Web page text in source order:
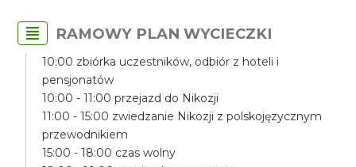
RAMOWY PLAN WYCIECZKI
10:00 zbiórka uczestników, odbiór z hoteli i
pensjonatów
10:00 - 11:00 przejazd do Nikozji
11:00 - 15:00 zwiedzanie Nikozji z polskojęzycznym
przewodnikiem
15:00 - 18:00 czas wolny